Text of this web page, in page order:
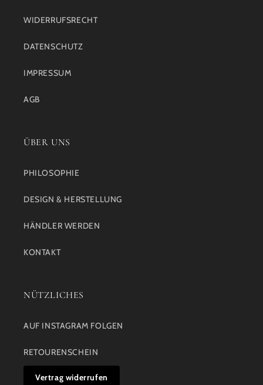
WIDERRUFSRECHT
DATENSCHUTZ
IMPRESSUM
AGB
ÜBER UNS
PHILOSOPHIE
DESIGN & HERSTELLUNG
HÄNDLER WERDEN
KONTAKT
NÜTZLICHES
AUF INSTAGRAM FOLGEN
RETOURENSCHEIN
Vertrag widerrufen